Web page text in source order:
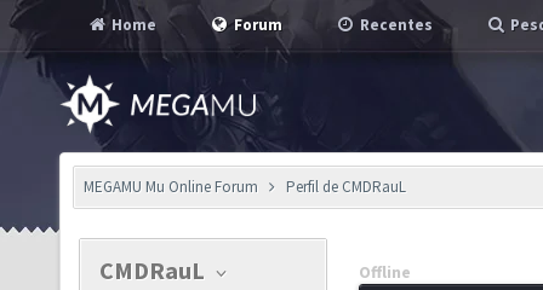
Home Forum Recentes
MEGAMU Mu Online Forum Perfil de CMDRauL
CMDRauL
Offline